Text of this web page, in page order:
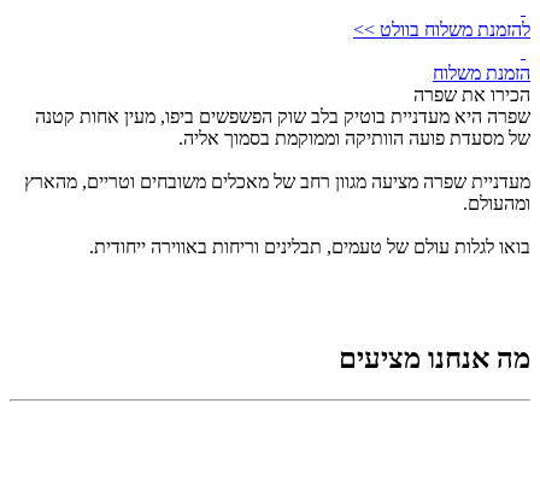
להזמנת משלוח בוולט >>
הזמנת משלוח
הכירו את שפרה
שפרה היא מעדניית בוטיק בלב שוק הפשפשים ביפו, מעין אחות קטנה
של מסעדת פועה הוותיקה וממוקמת בסמוך אליה.
מעדניית שפרה מציעה מגוון רחב של מאכלים משובחים וטריים, מהארץ
ומהעולם.
בואו לגלות עולם של טעמים, תבלינים וריחות באווירה ייחודית.
מה אנחנו מציעים